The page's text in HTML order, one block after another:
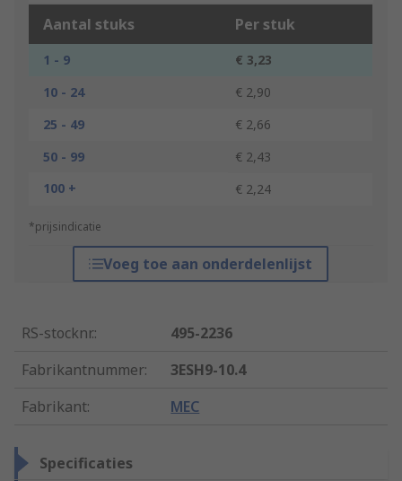
Aantal stuks Per stuk
1 - 9
€ 3,23
10 - 24
€ 2,90
25 - 49
€ 2,66
50 - 99
€ 2,43
100 +
€ 2,24
*prijsindicatie
Voeg toe aan onderdelenlijst
RS-stocknr.:
495-2236
Fabrikantnummer:
3ESH9-10.4
Fabrikant: MEC
Specificaties